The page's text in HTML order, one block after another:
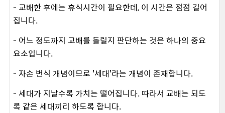
- 교배한 후에는 휴식시간이 필요한데, 이 시간은 점점 길어
집니다.
- 어느 정도까지 교배를 돌릴지 판단하는 것은 하나의 중요
요소입니다.
- 자손 번식 개념이므로 '세대'라는 개념이 존재합니다.
- 세대가 지날수록 가치는 떨어집니다. 따라서 교배는 되도
록 같은 세대끼리 하도록 합니다.